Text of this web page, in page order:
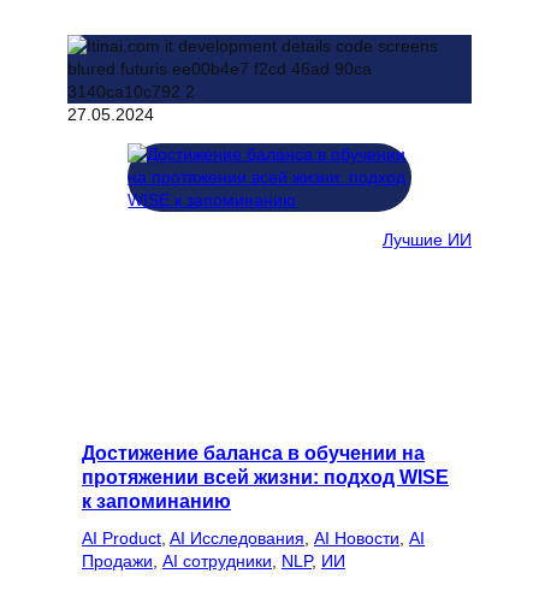
27.05.2024
Лучшие ИИ
Достижение баланса в обучении на
протяжении всей жизни: подход WISE
к запоминанию
AI Product AI Исследования AI Новости AI
Продажи AI сотрудники NLP, ИИ